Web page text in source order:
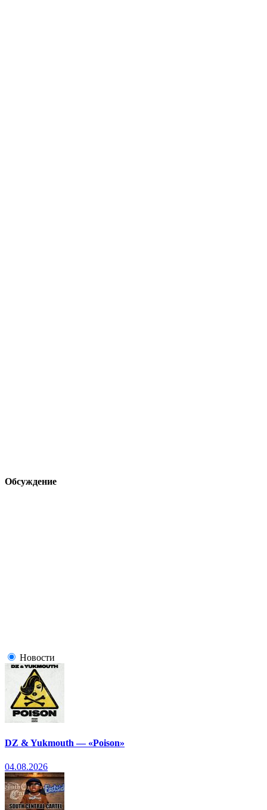
Обсуждение
Новости
DZ & Yukmouth — «Poison»
04.08.2026